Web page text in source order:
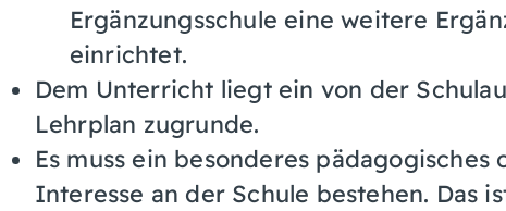
Ergänzungsschule eine weitere
einrichtet.
Dem Unterricht liegt ein von der
Lehrplan zugrunde.
Es muss ein besonderes pädagogisches
Interesse an der Schule bestehen. Das